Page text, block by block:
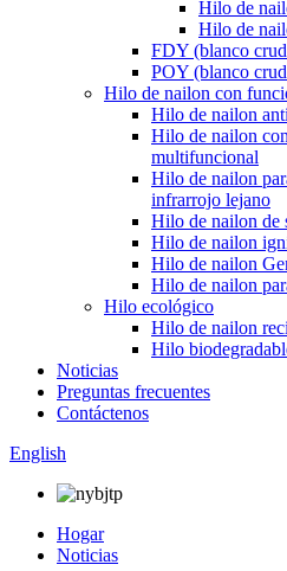
Hilo de
Hilo de
FDY (blanco
POY (blanco
Hilo de nailon con
Hilo de nailon
Hilo de nailon
multifuncional
Hilo de nailon
infrarrojo lejano
Hilo de nailon de
Hilo de nailon
Hilo de nailon
Hilo de nailon
Hilo ecológico
Hilo de nailon
Hilo
Noticias
Preguntas frecuentes
Contáctenos
English
Hogar
Noticias